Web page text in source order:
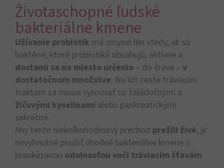
Životaschopné ľudské
bakteriálne kmene
Užívanie probiotík má zmysel len vtedy, ak sú
baktérie, ktoré probiotiká obsahujú, aktívne a
dostanú sa na miesto určenia – do čreva – v
dostatočnom množstve. Na ich ceste tráviacim
traktom sa musia vyrovnať so žalúdočnými a
žlčovými kyselinami alebo pankreatickými
sekrétmi.
Aby tento niekoľkohodinový prechod prežili živé, je
nevyhnutné použiť vhodné bakteriálne kmene s
preukázanou odolnosťou voči tráviacim šťavám.